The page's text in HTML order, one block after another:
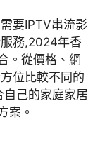
要IPTV串流影
務,2024年香
。從價格、網
位比較不同的
己的家庭家居
案。